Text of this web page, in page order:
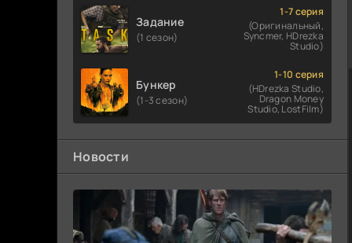
Задание
(1 сезон)
1-7 серия
(Оригинальный,
Syncmer, HDrezka
Studio)
Бункер
(1-3 сезон)
1-10 серия
(HDrezka Studio,
Dragon Money
Studio, LostFilm)
Новости